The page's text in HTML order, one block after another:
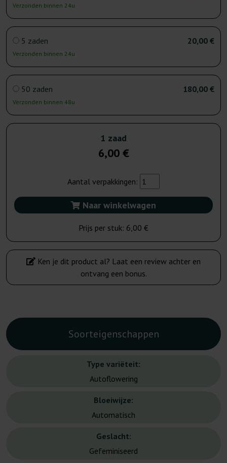
Verzonden binnen 24u
5 zaden
Verzonden binnen 24u
20,00 €
50 zaden
Verzonden binnen 48u
180,00 €
1 zaad
6,00 €
Aantal verpakkingen:
Naar winkelwagen
Prijs per stuk: 6,00 €
Ken je dit product al? Laat een review achter en
ontvang een bonus.
Soorteigenschappen
Type variëteit:
Autoflowering
Bloeiwijze:
Automatisch
Geslacht:
Gefeminiseerd